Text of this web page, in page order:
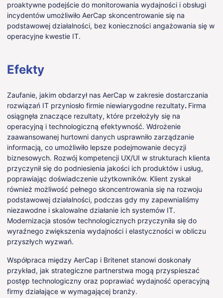
proaktywne podejście do monitorowania wydajności i obsługi
incydentów umożliwiło AerCap skoncentrowanie się na
podstawowej działalności, bez konieczności angażowania się w
operacyjne kwestie IT.
Efekty
Zaufanie, jakim obdarzył nas AerCap w zakresie dostarczania
rozwiązań IT przyniosło firmie niewiarygodne rezultaty. Firma
osiągnęła znaczące rezultaty, które przełożyły się na
operacyjną i technologiczną efektywność. Wdrożenie
zaawansowanej hurtowni danych usprawniło zarządzanie
informacją, co umożliwiło lepsze podejmowanie decyzji
biznesowych. Rozwój kompetencji UX/UI w strukturach klienta
przyczynił się do podniesienia jakości ich produktów i usług,
poprawiając doświadczenie użytkowników. Klient zyskał
również możliwość pełnego skoncentrowania się na rozwoju
podstawowej działalności, podczas gdy my zapewnialiśmy
niezawodne i skalowalne działanie ich systemów IT.
Modernizacja stosów technologicznych przyczyniła się do
wyraźnego zwiększenia wydajności i elastyczności w obliczu
przyszłych wyzwań.
Współpraca między AerCap i Britenet stanowi doskonały
przykład, jak strategiczne partnerstwa mogą przyspieszać
postęp technologiczny oraz poprawiać wydajność operacyjną
firmy działające w wymagającej branży.